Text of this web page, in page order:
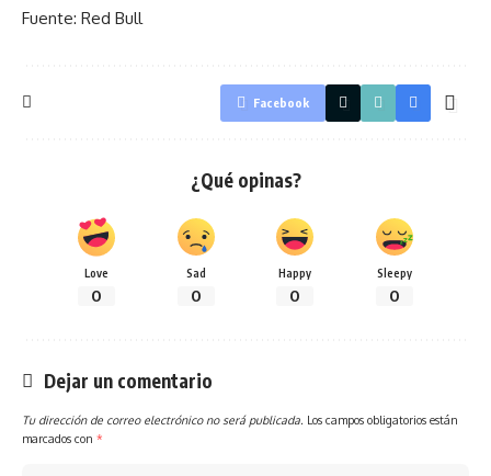
Fuente: Red Bull
Facebook
¿Qué opinas?
Love
0
Sad
0
Happy
0
Sleepy
0
Dejar un comentario
Tu dirección de correo electrónico no será publicada. Los campos obligatorios están
marcados con *